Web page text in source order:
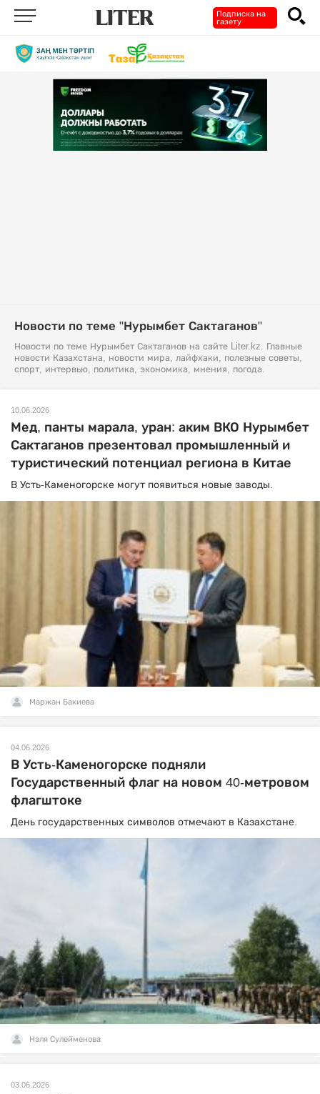
Подписка на
газету
Новости по теме "Нурымбет Сактаганов"
Новости по теме Нурымбет Сактаганов на сайте Liter.kz. Главные
новости Казахстана, новости мира, лайфхаки, полезные советы,
спорт, интервью, политика, экономика, мнения, погода.
10.06.2026
Мед, панты марала, уран: аким ВКО Нурымбет
Сактаганов презентовал промышленный и
туристический потенциал региона в Китае
В Усть-Каменогорске могут появиться новые заводы.
Маржан Бакиева
04.06.2026
В Усть-Каменогорске подняли
Государственный флаг на новом 40-метровом
флагштоке
День государственных символов отмечают в Казахстане.
Нэля Сулейменова
03.06.2026